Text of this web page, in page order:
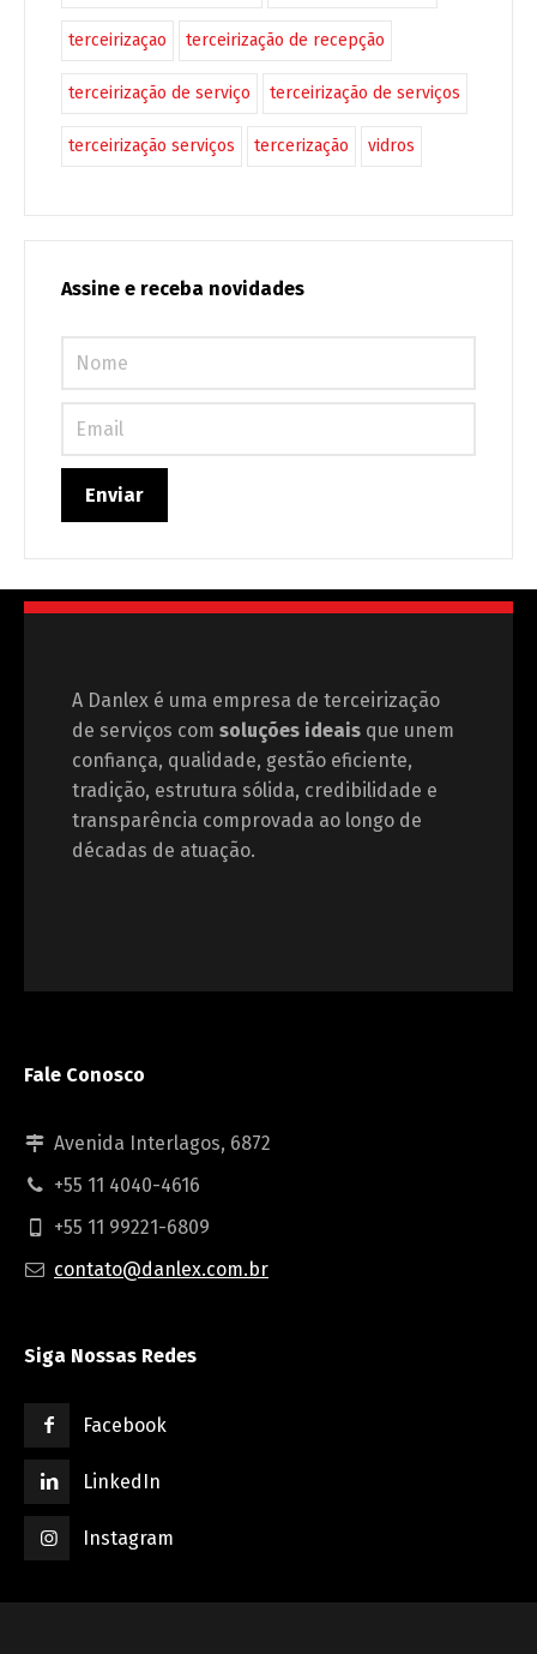
terceirizaçao terceirização de recepção
terceirização de serviço terceirização de serviços
terceirização serviços tercerização vidros
Assine e receba novidades
A Danlex é uma empresa de terceirização
de serviços com soluções ideais que unem
confiança, qualidade, gestão eficiente,
tradição, estrutura sólida, credibilidade e
transparência comprovada ao longo de
décadas de atuação.
Fale Conosco
Avenida Interlagos, 6872
+55 11 4040-4616
+55 11 99221-6809
contato@danlex.com.br
Siga Nossas Redes
Facebook
LinkedIn
Instagram